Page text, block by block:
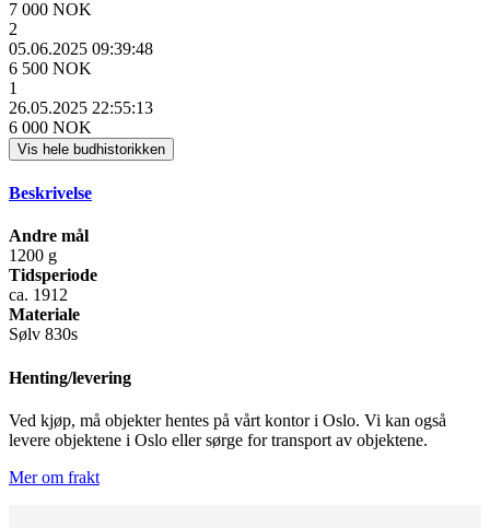
7 000 NOK
2
05.06.2025 09:39:48
6 500 NOK
1
26.05.2025 22:55:13
6 000 NOK
Vis hele budhistorikken
Beskrivelse
Andre mål
1200 g
Tidsperiode
ca. 1912
Materiale
Sølv 830s
Henting/levering
Ved kjøp, må objekter hentes på vårt kontor i Oslo. Vi kan også
levere objektene i Oslo eller sørge for transport av objektene.
Mer om frakt